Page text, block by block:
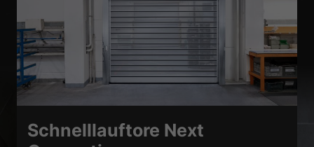
Schnelllauftore Next